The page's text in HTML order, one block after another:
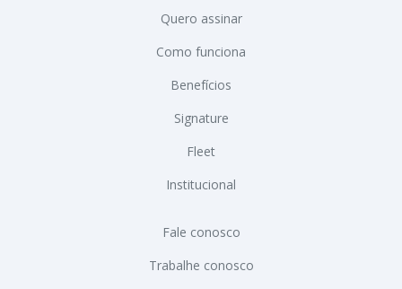
Quero assinar
Como funciona
Benefícios
Signature
Fleet
Institucional
Fale conosco
Trabalhe conosco